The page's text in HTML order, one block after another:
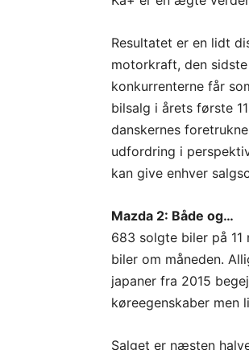
Resultatet er en lidt
motorkraft, den
konkurrenterne får
bilsalg i årets første
danskernes
udfordring i
kan give enhver
Mazda 2: Både og…
683 solgte biler på
biler om måneden.
japaner fra 2015
køreegenskaber men
Salget er næsten